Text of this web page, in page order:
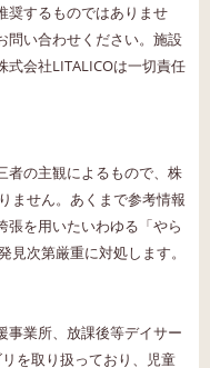
奨するものではありませ
問い合わせください。施設
会社LITALICOは一切責任
者の主観によるもので、株
ません。あくまで参考情報
張を用いたいわゆる「やら
次第厳重に対処します。
事業所、放課後等デイサー
を取り扱っており、児童